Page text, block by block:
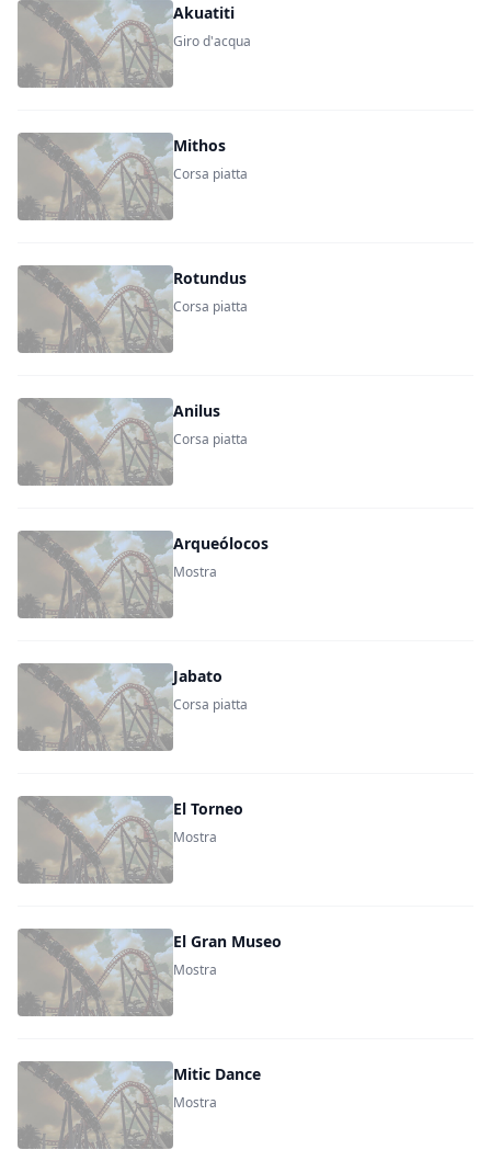
Akuatiti
Giro d'acqua
Mithos
Corsa piatta
Rotundus
Corsa piatta
Anilus
Corsa piatta
Arqueólocos
Mostra
Jabato
Corsa piatta
El Torneo
Mostra
El Gran Museo
Mostra
Mitic Dance
Mostra